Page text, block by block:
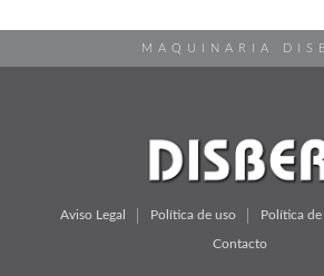
MAQUINARIA
Aviso Legal Política de uso Política de
Contacto